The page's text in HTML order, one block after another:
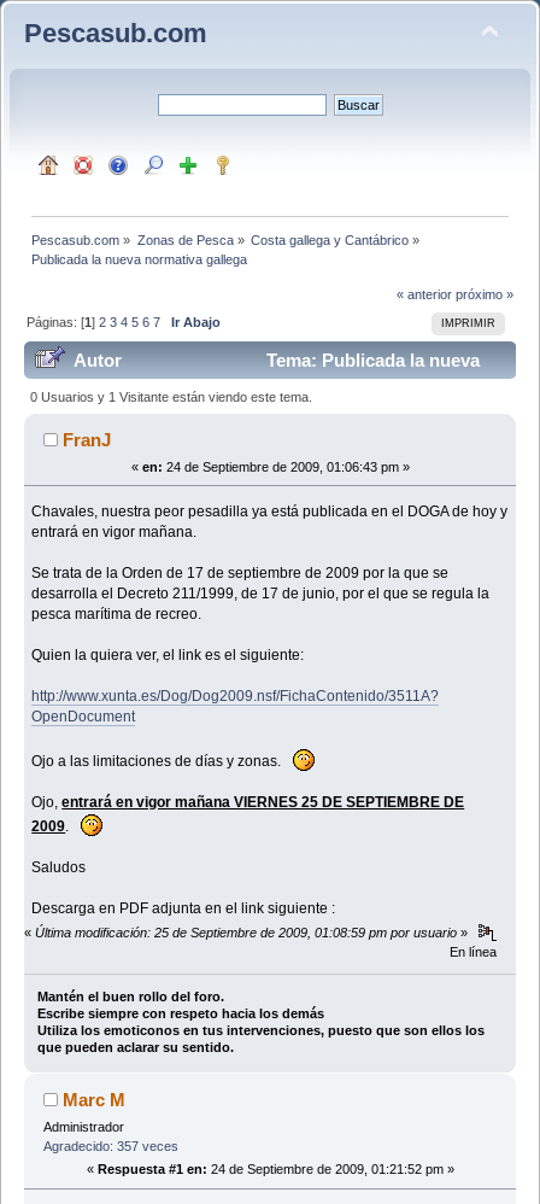
Pescasub.com
Pescasub.com » Zonas de Pesca» Costa gallega y Cantábrico»
Publicada la nueva normativa gallega
« anterior próximo »
IMPRIMIR
Páginas: [1]2 3 4 5 6 7 Ir Abajo
Autor
Tema: Publicada la nueva
normativa gallega (Leído 179426 veces)
0 Usuarios y 1 Visitante están viendo este tema.
FranJ
« en: 24 de Septiembre de 2009, 01:06:43 pm »
Chavales, nuestra peor pesadilla ya está publicada en el DOGA de hoy y
entrará en vigor mañana.
Se trata de la Orden de 17 de septiembre de 2009 por la que se
desarrolla el Decreto 211/1999, de 17 de junio, por el que se regula la
pesca marítima de recreo.
Quien la quiera ver, el link es el siguiente:
http://www.xunta.es/Dog/Dog2009.nsf/FichaContenido/3511A?
OpenDocument
Ojo a las limitaciones de días y zonas.
Ojo,entrará en vigor mañana VIERNES 25 DE SEPTIEMBRE DE
2009
Saludos
Descarga en PDF adjunta en el link siguiente :
« Última modificación: 25 de Septiembre de 2009, 01:08:59 pm por usuario »
En línea
Mantén el buen rollo del foro.
Escribe siempre con respeto hacia los demás
Utiliza los emoticonos en tus intervenciones, puesto que son ellos los
que pueden aclarar su sentido.
Marc M
Administrador
Agradecido: 357 veces
« Respuesta #1 en: 24 de Septiembre de 2009, 01:21:52 pm »